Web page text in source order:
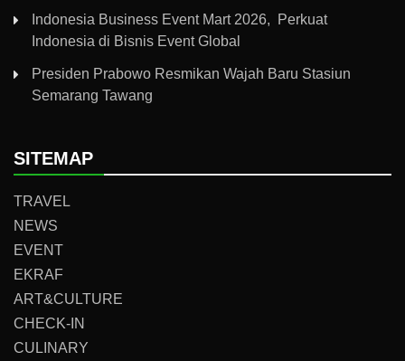
Indonesia Business Event Mart 2026, Perkuat
Indonesia di Bisnis Event Global
Presiden Prabowo Resmikan Wajah Baru Stasiun
Semarang Tawang
SITEMAP
TRAVEL
NEWS
EVENT
EKRAF
ART&CULTURE
CHECK-IN
CULINARY